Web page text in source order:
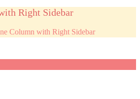
Right Sidebar
Column with Right Sidebar